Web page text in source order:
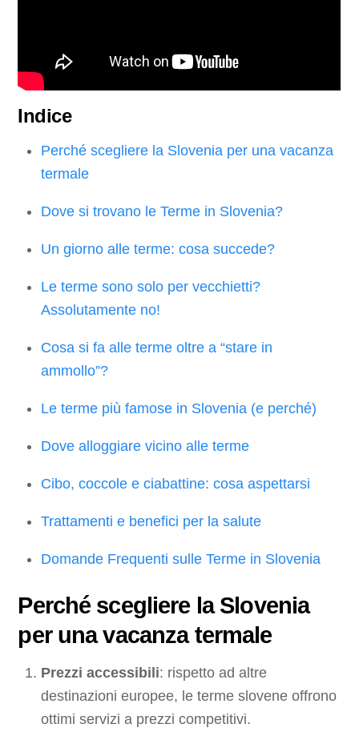
Indice
Perché scegliere la Slovenia per una vacanza
termale
Dove si trovano le Terme in Slovenia?
Un giorno alle terme: cosa succede?
Le terme sono solo per vecchietti?
Assolutamente no!
Cosa si fa alle terme oltre a “stare in
ammollo”?
Le terme più famose in Slovenia (e perché)
Dove alloggiare vicino alle terme
Cibo, coccole e ciabattine: cosa aspettarsi
Trattamenti e benefici per la salute
Domande Frequenti sulle Terme in Slovenia
Perché scegliere la Slovenia
per una vacanza termale
Prezzi accessibili: rispetto ad altre
destinazioni europee, le terme slovene offrono
ottimi servizi a prezzi competitivi.